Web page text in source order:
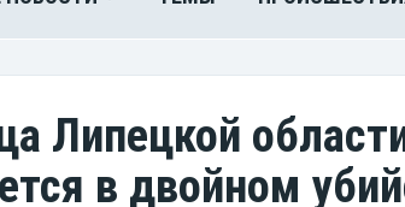
Липецкой
в двойном